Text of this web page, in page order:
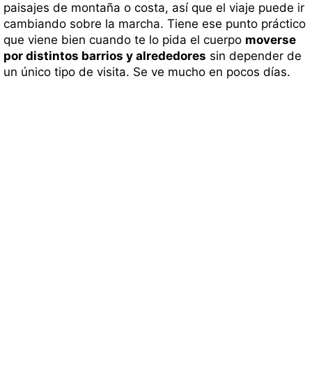
paisajes de montaña o costa, así que el viaje puede ir
cambiando sobre la marcha. Tiene ese punto práctico
que viene bien cuando te lo pida el cuerpo moverse
por distintos barrios y alrededores sin depender de
un único tipo de visita. Se ve mucho en pocos días.